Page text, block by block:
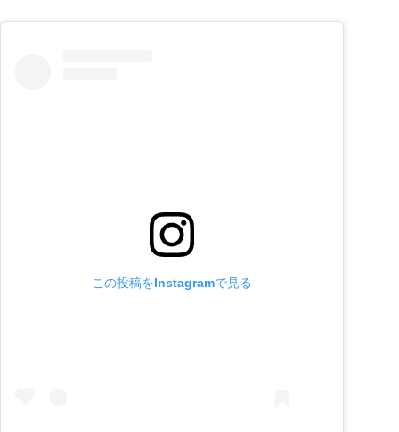
この投稿をInstagramで見る